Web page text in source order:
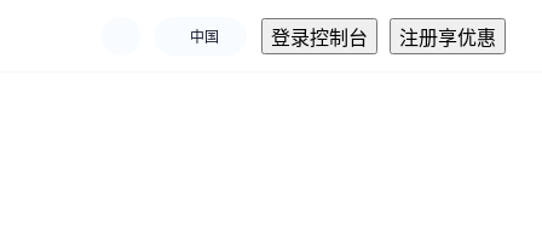
中国 登录控制台 注册享优惠